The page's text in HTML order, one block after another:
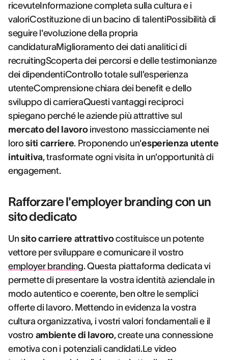
ricevuteInformazione completa sulla cultura e i
valoriCostituzione di un bacino di talentiPossibilità di
seguire l'evoluzione della propria
candidaturaMiglioramento dei dati analitici di
recruitingScoperta dei percorsi e delle testimonianze
dei dipendentiControllo totale sull'esperienza
utenteComprensione chiara dei benefit e dello
sviluppo di carrieraQuesti vantaggi reciproci
spiegano perché le aziende più attrattive sul
mercato del lavoroinvestono massicciamente nei
lorositi carriere. Proponendo un'esperienza utente
intuitiva, trasformate ogni visita in un'opportunità di
engagement.
Rafforzare l'employer branding con un
sito dedicato
Unsito carriere attrattivocostituisce un potente
vettore per sviluppare e comunicare il vostro
employer branding. Questa piattaforma dedicata vi
permette di presentare la vostra identità aziendale in
modo autentico e coerente, ben oltre le semplici
offerte di lavoro. Mettendo in evidenza la vostra
cultura organizzativa, i vostri valori fondamentali e il
vostro ambiente di lavoro, create una connessione
emotiva con i potenziali candidati.Le video